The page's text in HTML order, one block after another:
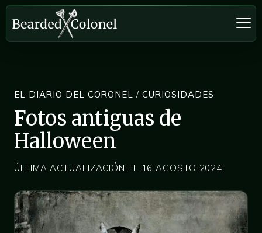
EL DIARIO DEL CORONEL / CURIOSIDADES
Fotos antiguas de
Halloween
ÚLTIMA ACTUALIZACIÓN EL 16 AGOSTO 2024